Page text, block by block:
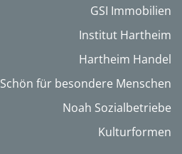
GSI Immobilien
Institut Hartheim
Hartheim Handel
Schön für besondere Menschen
Noah Sozialbetriebe
Kulturformen